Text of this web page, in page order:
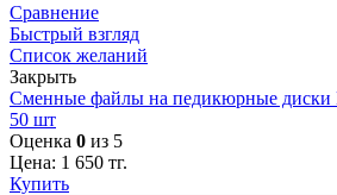
Сравнение
Быстрый взгляд
Список желаний
Закрыть
Сменные файлы на педикюрные диски
50 шт
Оценка 0 из 5
Цена: 1 650 тг.
Купить